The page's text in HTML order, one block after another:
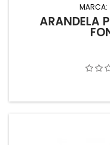
MARCA:
ARANDELA